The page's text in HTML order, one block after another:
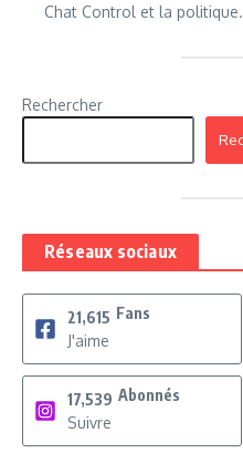
Chat Control et la politique.
Rechercher
Réseaux sociaux
21,615 Fans
J'aime
17,539 Abonnés
Suivre